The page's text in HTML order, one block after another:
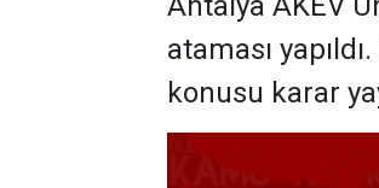
ataması
konusu karar